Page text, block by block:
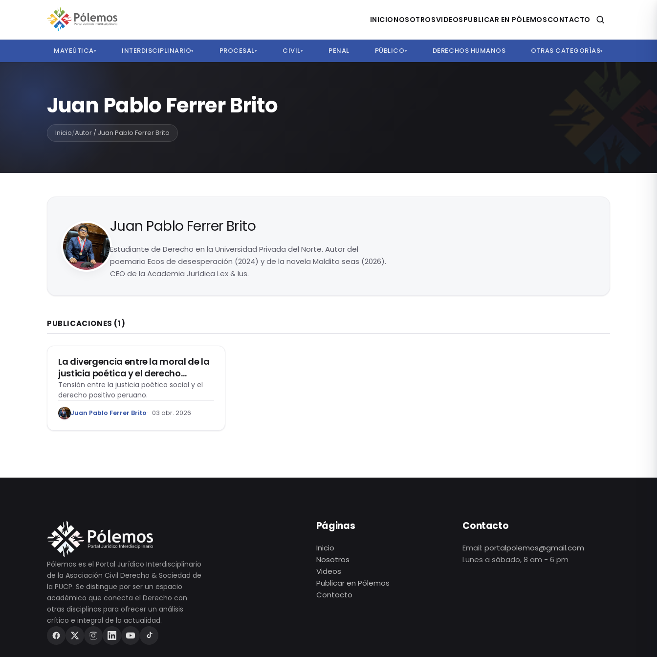
INICIONOSOTROSVIDEOSPUBLICAR EN PÓLEMOSCONTACTO
MAYEÚTICA▾ INTERDISCIPLINARIO▾ PROCESAL▾ CIVIL▾ PENAL PÚBLICO▾ DERECHOS HUMANOS OTRAS CATEGORÍAS▾
Juan Pablo Ferrer Brito
Inicio/Autor / Juan Pablo Ferrer Brito
Juan Pablo Ferrer Brito
Estudiante de Derecho en la Universidad Privada del Norte. Autor del
poemario Ecos de desesperación (2024) y de la novela Maldito seas (2026).
CEO de la Academia Jurídica Lex & Ius.
PUBLICACIONES (1)
PÓLEMOS
La divergencia entre la moral de la
justicia poética y el derecho
positivo en el sistema jurídico
peruano
Tensión entre la justicia poética social y el
derecho positivo peruano.
Juan Pablo Ferrer Brito 03 abr. 2026
Pólemos es el Portal Jurídico Interdisciplinario
de la Asociación Civil Derecho & Sociedad de
la PUCP. Se distingue por ser un espacio
académico que conecta el Derecho con
otras disciplinas para ofrecer un análisis
crítico e integral de la actualidad.
Páginas
Inicio
Nosotros
Videos
Publicar en Pólemos
Contacto
Contacto
Email:portalpolemos@gmail.com
Lunes a sábado, 8 am - 6 pm